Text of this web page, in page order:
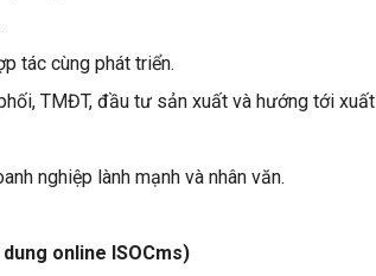
tác cùng phát triển.
TMĐT, đầu tư sản xuất và hướng tới xuất
nghiệp lành mạnh và nhân văn.
online ISOCms)